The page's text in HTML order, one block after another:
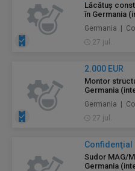
Lăcătuș
în Germania
Germania |
27 jul.
2.000 EUR
Montor
Germania
Germania |
27 jul.
Confidenţial
Sudor MAG/
Germania